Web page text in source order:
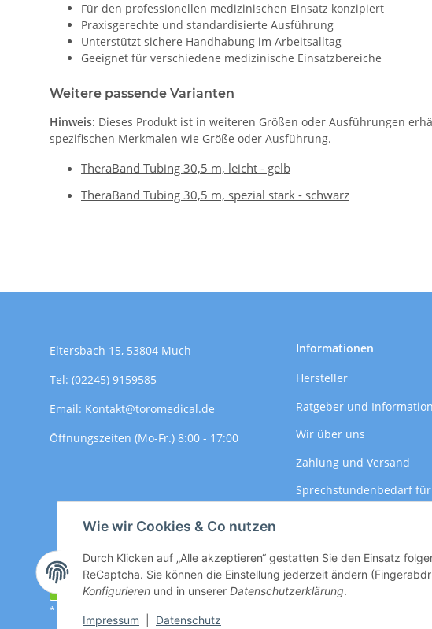
Wie wir Cookies & Co nutzen
Durch Klicken auf „Alle akzeptieren“ gestatten Sie den Einsatz
ReCaptcha. Sie können die Einstellung jederzeit ändern
Konfigurieren und in unserer Datenschutzerklärung.
Impressum Datenschutz
Für den professionellen medizinischen Einsatz konzipiert
Praxisgerechte und standardisierte Ausführung
Unterstützt sichere Handhabung im Arbeitsalltag
Geeignet für verschiedene medizinische Einsatzbereiche
Weitere passende Varianten
Hinweis: Dieses Produkt ist in weiteren Größen oder Ausführungen
spezifischen Merkmalen wie Größe oder Ausführung.
TheraBand Tubing 30,5 m, leicht - gelb
TheraBand Tubing 30,5 m, spezial stark - schwarz
Eltersbach 15, 53804 Much
Tel: (02245) 9159585
Email: Kontakt@toromedical.de
Öffnungszeiten (Mo-Fr.) 8:00 - 17:00
Informationen
Hersteller
Ratgeber und
Wir über uns
Zahlung und Versand
Sprechstundenbedarf
Vertrag widerrufen
* Alle Preise zzgl. gesetzlicher USt., zzgl.